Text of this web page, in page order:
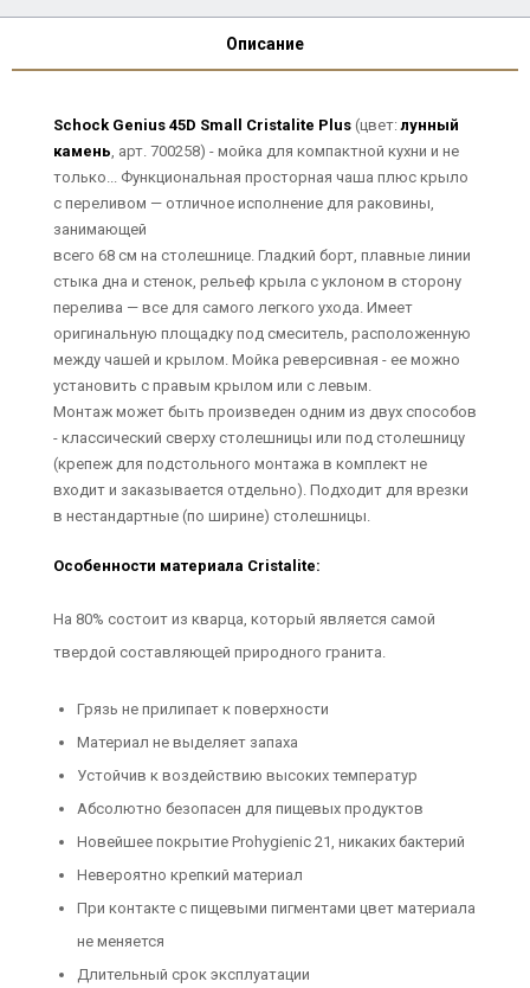
Описание
Schock Genius 45D Small Cristalite Plus (цвет:лунный
камень, арт. 700258) - мойка для компактной кухни и не
только... Функциональная просторная чаша плюс крыло
с переливом — отличное исполнение для раковины,
занимающей
всего 68 см на столешнице. Гладкий борт, плавные линии
стыка дна и стенок, рельеф крыла с уклоном в сторону
перелива — все для самого легкого ухода. Имеет
оригинальную площадку под смеситель, расположенную
между чашей и крылом. Мойка реверсивная - ее можно
установить с правым крылом или с левым.
Монтаж может быть произведен одним из двух способов
- классический сверху столешницы или под столешницу
(крепеж для подстольного монтажа в комплект не
входит и заказывается отдельно). Подходит для врезки
в нестандартные (по ширине) столешницы.
Особенности материала Cristalite:
На 80% состоит из кварца, который является самой
твердой составляющей природного гранита.
Грязь не прилипает к поверхности
Материал не выделяет запаха
Устойчив к воздействию высоких температур
Абсолютно безопасен для пищевых продуктов
Новейшее покрытие Prohygienic 21, никаких бактерий
Невероятно крепкий материал
При контакте с пищевыми пигментами цвет материала
не меняется
Длительный срок эксплуатации